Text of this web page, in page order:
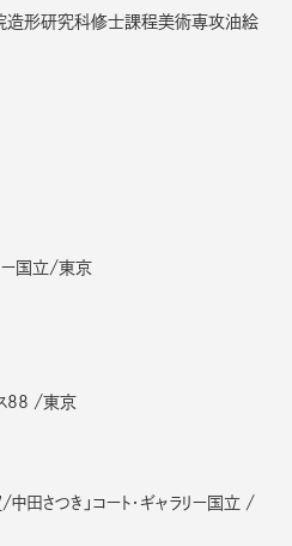
形研究科修士課程美術専攻油絵
リー国立/東京
ス88 /東京
中田さつき」コート・ギャラリー国立 /